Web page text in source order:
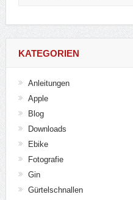
KATEGORIEN
Anleitungen
Apple
Blog
Downloads
Ebike
Fotografie
Gin
Gürtelschnallen